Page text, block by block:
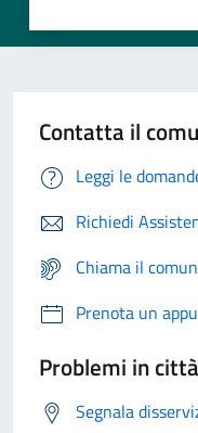
Contatta il
Leggi le
Richiedi
Chiama il
Prenota un
Problemi in città
Segnala